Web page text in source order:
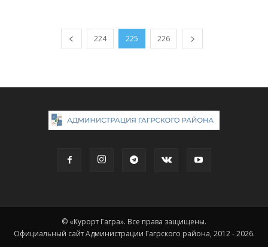
224 225 226
© «Курорт Гагра». Все права защищены.
Официальный сайт Администрации Гагрского района, 2012 - 2026.